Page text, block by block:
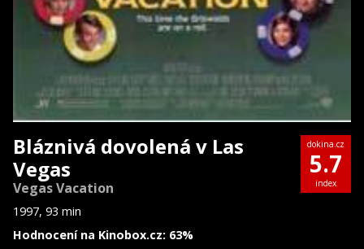
Bláznivá dovolená v Las
Vegas
Vegas Vacation
1997, 93 min
Hodnocení na Kinobox.cz: 63%
dokina.cz
5.7
index